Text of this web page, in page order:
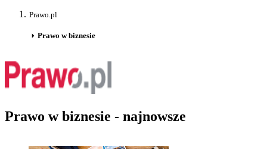
Prawo.pl
Prawo w biznesie
Prawo w biznesie - najnowsze